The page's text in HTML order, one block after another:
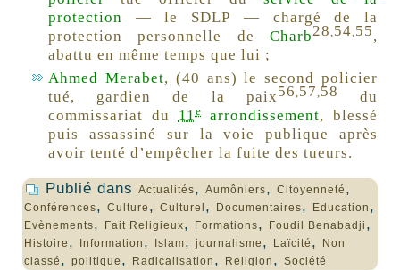
protection — le SDLP — chargé de la
protection personnelle deCharb28,54,55,
abattu en même temps que lui ;
Ahmed Merabet, (40 ans) le second policier
tué, gardien de la paix56,57,58 du
commissariat du 11e arrondissement, blessé
puis assassiné sur la voie publique après
avoir tenté d’empêcher la fuite des tueurs.
Publié dans Actualités, Aumôniers, Citoyenneté ,
Conférences, Culture , Culturel , Documentaires, Education ,
Evènements, Fait Religieux, Formations, Foudil Benabadji ,
Histoire , Information , Islam, journalisme , Laïcité ,
Non
classé , politique , Radicalisation , Religion , Société